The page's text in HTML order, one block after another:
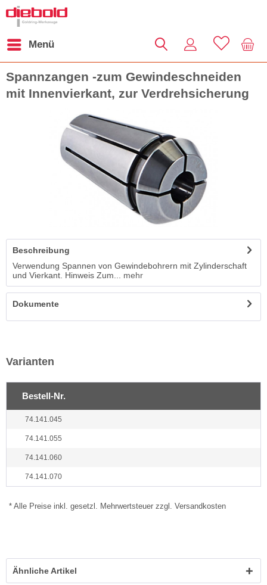
Menü
Spannzangen -zum Gewindeschneiden
mit Innenvierkant, zur Verdrehsicherung
Beschreibung
Verwendung Spannen von Gewindebohrern mit Zylinderschaft
und Vierkant. Hinweis Zum...
mehr
Dokumente
Varianten
Bestell-Nr.
74.141.045
74.141.055
74.141.060
74.141.070
* Alle Preise inkl. gesetzl. Mehrwertsteuer zzgl. Versandkosten
Ähnliche Artikel